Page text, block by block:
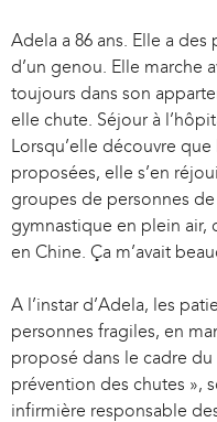
Adela a 86 ans. Elle a
d’un genou. Elle marche
toujours dans son
elle chute. Séjour à
Lorsqu’elle découvre
proposées, elle s’en
groupes de personnes
gymnastique en plein air,
en Chine. Ça m’avait
A l’instar d’Adela, les
personnes fragiles, en
proposé dans le cadre
prévention des chutes »,
infirmière responsable